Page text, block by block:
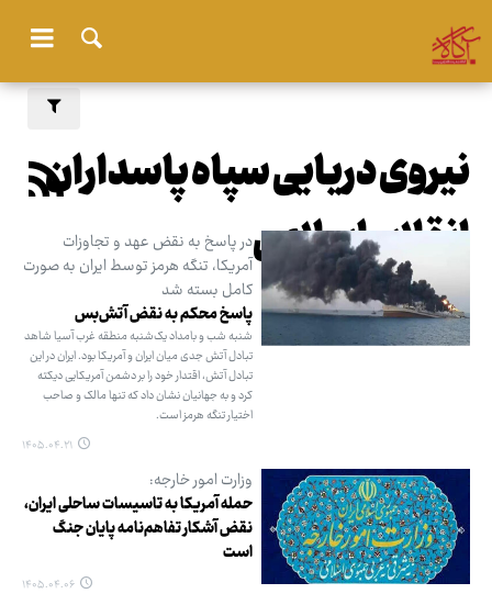
نیروی دریایی سپاه پاسداران
انقلاب اسلامیدر پاسخ به نقض عهد و تجاوزات
آمریکا، تنگه هرمز توسط ایران به صورت
کامل بسته شد
پاسخ محکم به نقض‌ آتش‌بس
شنبه شب و بامداد یک‌شنبه منطقه غرب آسیا شاهد
تبادل آتش جدی میان ایران و آمریکا بود. ایران در این
تبادل آتش، اقتدار خود را بر دشمن آمریکایی دیکته
کرد و به جهانیان نشان داد که تنها مالک و صاحب
اختیار تنگه هرمز است.
۱۴۰۵.۰۴.۲۱
وزارت امور خارجه:
حمله آمریکا به تاسیسات ساحلی ایران،
نقض آشکار تفاهم‌نامه پایان جنگ
است
۱۴۰۵.۰۴.۰۶